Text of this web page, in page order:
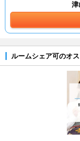
津
ルームシェア可のオ